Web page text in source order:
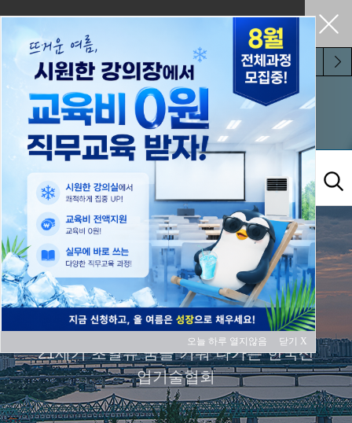
펼쳐두기
KITA 소개
21세기 초일류 꿈을 키워 나가는 한국산
업기술협회
오늘 하루 열지않음 닫기 X